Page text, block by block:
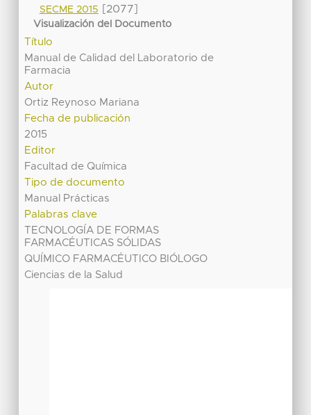
SECME 2015
[2077]
Visualización del Documento
Título
Manual de Calidad del Laboratorio de
Farmacia
Autor
Ortiz Reynoso Mariana
Fecha de publicación
2015
Editor
Facultad de Química
Tipo de documento
Manual Prácticas
Palabras clave
TECNOLOGÍA DE FORMAS
FARMACÉUTICAS SÓLIDAS
QUÍMICO FARMACÉUTICO BIÓLOGO
Ciencias de la Salud